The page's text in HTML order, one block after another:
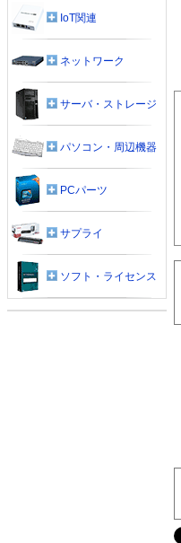
IoT関連
ネットワーク
サーバ・ストレージ
パソコン・周辺機器
PCパーツ
サプライ
ソフト・ライセンス